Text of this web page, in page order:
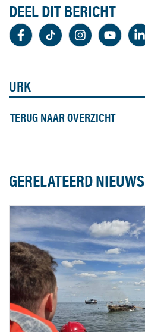
DEEL DIT BERICHT
URK
TERUG NAAR OVERZICHT
GERELATEERD NIEUWS